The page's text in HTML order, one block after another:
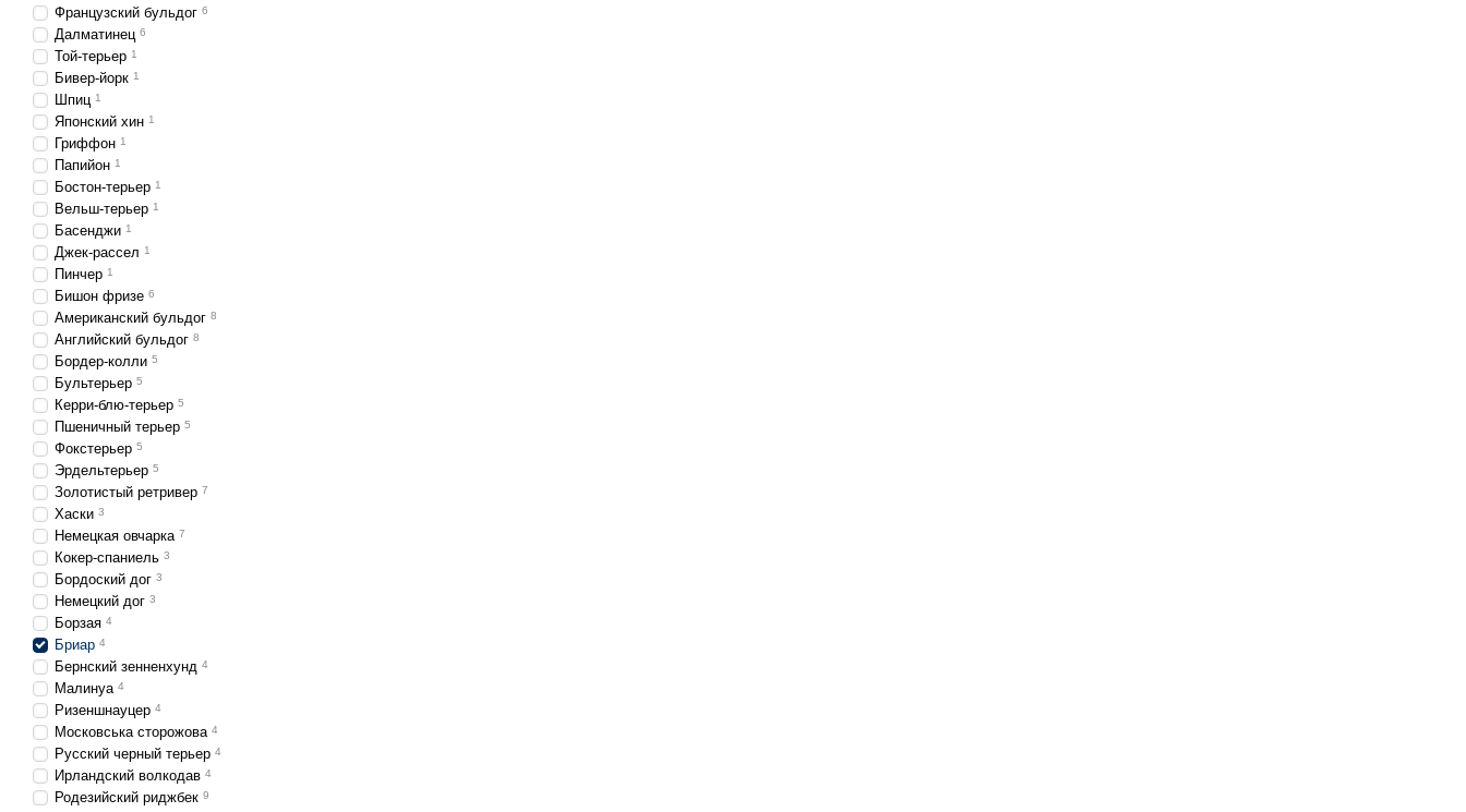
Французский бульдог 6
Далматинец 6
Той-терьер 1
Бивер-йорк 1
Шпиц 1
Японский хин 1
Гриффон 1
Папийон 1
Бостон-терьер 1
Вельш-терьер 1
Басенджи 1
Джек-рассел 1
Пинчер 1
Бишон фризе 6
Американский бульдог 8
Английский бульдог 8
Бордер-колли 5
Бультерьер 5
Керри-блю-терьер 5
Пшеничный терьер 5
Фокстерьер 5
Эрдельтерьер 5
Золотистый ретривер 7
Хаски 3
Немецкая овчарка 7
Кокер-спаниель 3
Бордоский дог 3
Немецкий дог 3
Борзая 4
Бриар 4
Бернский зенненхунд 4
Малинуа 4
Ризеншнауцер 4
Московська сторожова 4
Русский черный терьер 4
Ирландский волкодав 4
Родезийский риджбек 9